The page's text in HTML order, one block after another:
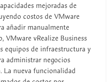
mejoradas de
costos de VMware
añadir manualmente
VMware vRealize Business
equipos de infraestructura y
administrar negocios
La nueva funcionalidad